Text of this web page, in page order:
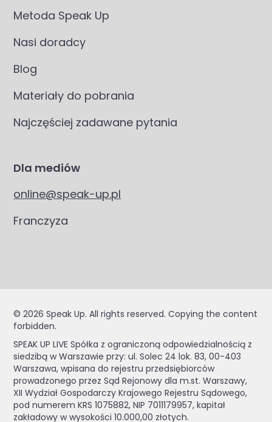
Metoda Speak Up
Nasi doradcy
Blog
Materiały do pobrania
Najczęściej zadawane pytania
Dla mediów
online@speak-up.pl
Franczyza
© 2026 Speak Up. All rights reserved. Copying the content
forbidden.
SPEAK UP LIVE Spółka z ograniczoną odpowiedzialnością z
siedzibą w Warszawie przy: ul. Solec 24 lok. 83, 00-403
Warszawa, wpisana do rejestru przedsiębiorców
prowadzonego przez Sąd Rejonowy dla m.st. Warszawy,
XII Wydział Gospodarczy Krajowego Rejestru Sądowego,
pod numerem KRS 1075882, NIP 7011179957, kapitał
zakładowy w wysokości 10.000,00 złotych.